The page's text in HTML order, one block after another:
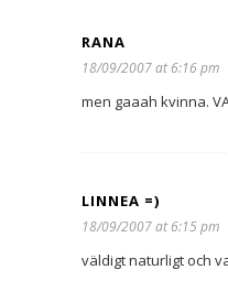
RANA
18/09/2007 at 6:16 pm
men gaaah kvinna.
LINNEA =)
18/09/2007 at 6:15 pm
väldigt naturligt och